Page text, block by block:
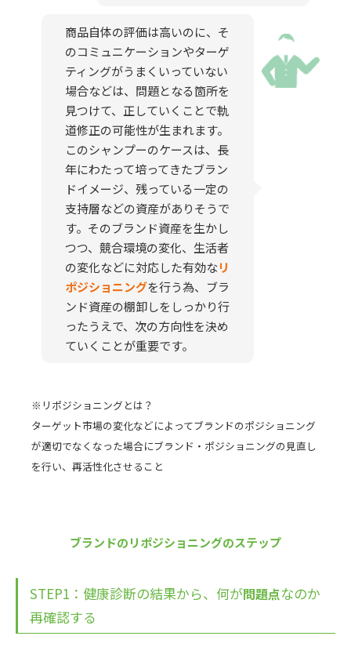
商品自体の評価は高いのに、そ
のコミュニケーションやターゲ
ティングがうまくいっていない
場合などは、問題となる箇所を
見つけて、正していくことで軌
道修正の可能性が生まれます。
このシャンプーのケースは、長
年にわたって培ってきたブラン
ドイメージ、残っている一定の
支持層などの資産がありそうで
す。そのブランド資産を生かし
つつ、競合環境の変化、生活者
の変化などに対応した有効なリ
ポジショニングを行う為、ブラ
ンド資産の棚卸しをしっかり行
ったうえで、次の方向性を決め
ていくことが重要です。
※リポジショニングとは？
ターゲット市場の変化などによってブランドのポジショニング
が適切でなくなった場合にブランド・ポジショニングの見直し
を行い、再活性化させること
ブランドのリポジショニングのステップ
STEP1：健康診断の結果から、何が問題点なのか
再確認する